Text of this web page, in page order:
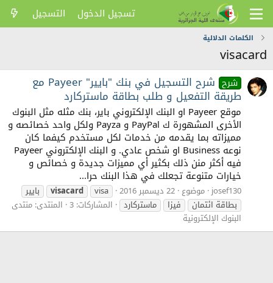
تسجيل الدخول التسجيل
الكلمات الدلالية
visacard
شرح شرح التسجيل في بنك "بايير" Payeer مع
طريقة التفعيل و طلب بطاقة ماستركارد
موقع Payeer او البنك الإلكتروني باير، بنك مثله مثل البنوك
الأخرى المشهورة ك PayPal و Payza ولكل واحد خصائصه و
مميزاته بما يقدمه من خدمات لكل مستخدم كيفما كان
نوعه Business او شخص عادي. و البنك الإلكتروني Payeer
فيه أكثر منن ذلك بكثير أي مميزات جديدة و خصائص و
خيارات متنوعة تجعلك في هذا البنك حرا...
josef130 موضوع 22 ديسمبر 2016 visa
visacard
بايير
بطاقة ائتمان
فيزا ماستركارد المشاركات: 3 المنتدى: منتدى
البنوك الإلكترونية